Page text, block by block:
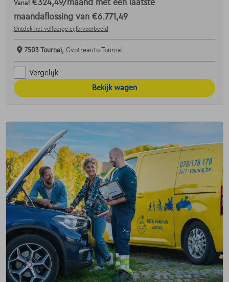
Vanaf €324,49/maand met een laatste
maandaflossing van €6.771,49
Ontdek het volledige cijfervoorbeeld
7503 Tournai, Gvotreauto Tournai
Vergelijk
Bekijk wagen